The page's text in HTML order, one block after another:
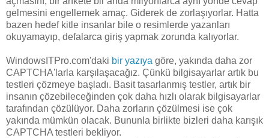
gelmesini engellemek amaç. Giderek de zorlaşıyorlar. Hatta
bazen hedef kitle insanlar bile o resimlerde yazanları
okuyamayıp, defalarca giriş yapmak zorunda kalıyorlar.
WindowsITPro.com'daki bir yazıya göre, yakında daha zor
CAPTCHA'larla karşılaşacağız. Çünkü bilgisayarlar artık bu
testleri çözmeye başladı. Basit tasarlanmış testler, artık bir
insanın çözebileceğinden çok daha hızlı olarak bilgisayarlar
tarafından çözülüyor. Daha zorların çözülmesi ise çok
yakında mümkün olacak. Bununla birlikte bizleri daha karışık
CAPTCHA testleri bekliyor.